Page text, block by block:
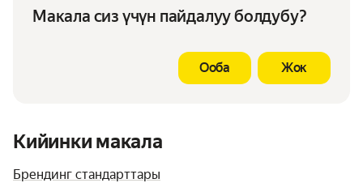
Макала сиз үчүн пайдалуу болдубу?
Ооба Жок
Кийинки макала
Брендинг стандарттары